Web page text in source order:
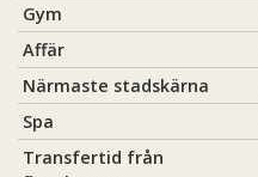
Gym
Affär
Närmaste stadskärna
Spa
Transfertid från